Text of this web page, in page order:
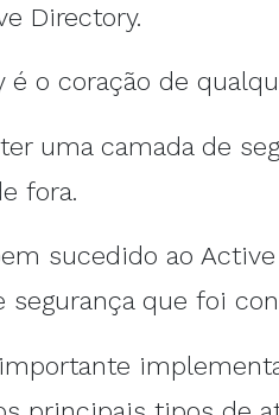
Directory.
é o coração de
uma camada de
fora.
sucedido ao
segurança que foi